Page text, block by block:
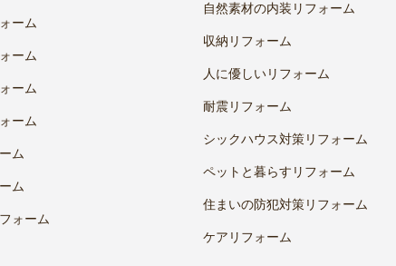
ーム
ーム
ーム
ーム
ム
ム
ォーム
自然素材の内装リフォーム
収納リフォーム
人に優しいリフォーム
耐震リフォーム
シックハウス対策リフォーム
ペットと暮らすリフォーム
住まいの防犯対策リフォーム
ケアリフォーム